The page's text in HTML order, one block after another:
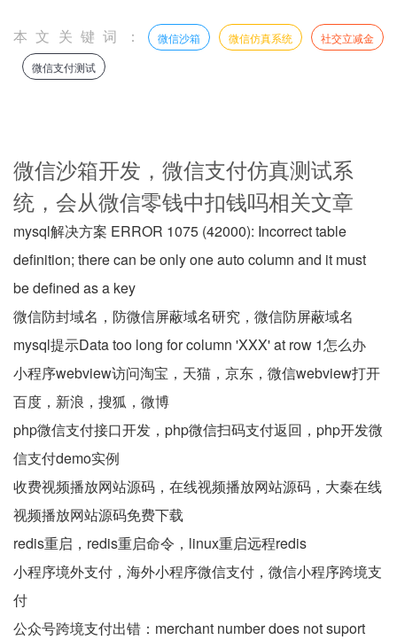
本文关键词： 微信沙箱 微信仿真系统
社交立减金
微信支付测试
微信沙箱开发，微信支付仿真测试系
统，会从微信零钱中扣钱吗相关文章
mysql解决方案 ERROR 1075 (42000): Incorrect table
definition; there can be only one auto column and it must
be defined as a key
微信防封域名，防微信屏蔽域名研究，微信防屏蔽域名
mysql提示Data too long for column 'XXX' at row 1怎么办
小程序webview访问淘宝，天猫，京东，微信webview打开
百度，新浪，搜狐，微博
php微信支付接口开发，php微信扫码支付返回，php开发微
信支付demo实例
收费视频播放网站源码，在线视频播放网站源码，大秦在线
视频播放网站源码免费下载
redis重启，redis重启命令，linux重启远程redis
小程序境外支付，海外小程序微信支付，微信小程序跨境支
付
公众号跨境支付出错：merchant number does not suport